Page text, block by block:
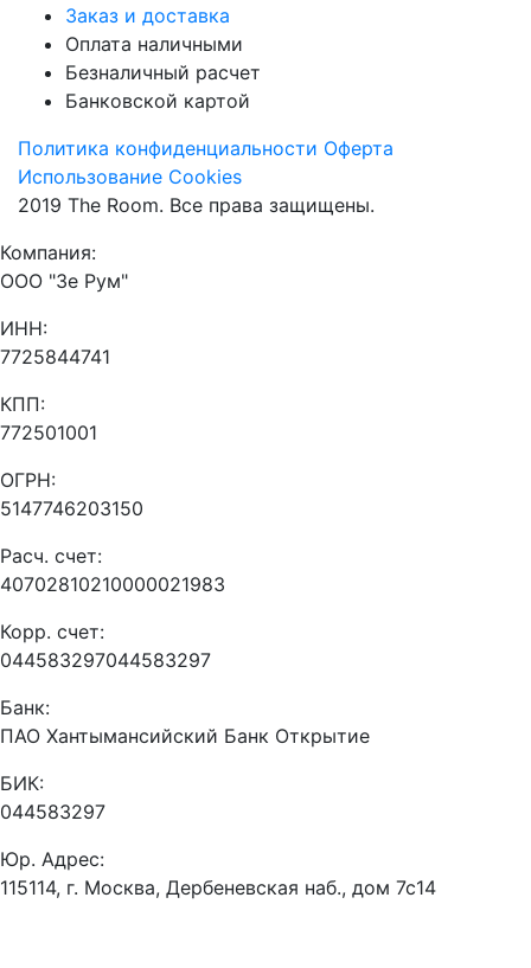
Заказ и доставка
Оплата наличными
Безналичный расчет
Банковской картой
Политика конфиденциальности Оферта
Использование Cookies
2019 The Room. Все права защищены.
Компания:
ООО "Зе Рум"
ИНН:
7725844741
КПП:
772501001
ОГРН:
5147746203150
Расч. счет:
40702810210000021983
Корр. счет:
044583297044583297
Банк:
ПАО Хантымансийский Банк Открытие
БИК:
044583297
Юр. Адрес:
115114, г. Москва, Дербеневская наб., дом 7с14